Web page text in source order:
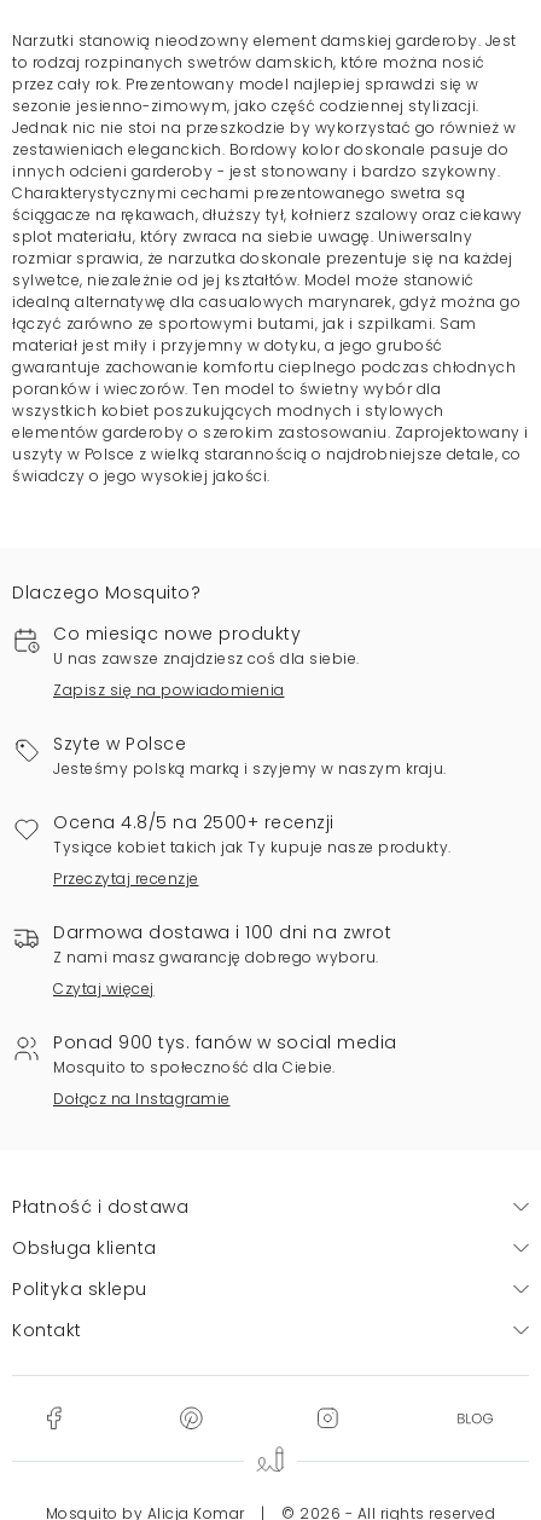
Narzutki stanowią nieodzowny element damskiej garderoby. Jest
to rodzaj rozpinanych swetrów damskich, które można nosić
przez cały rok. Prezentowany model najlepiej sprawdzi się w
sezonie jesienno-zimowym, jako część codziennej stylizacji.
Jednak nic nie stoi na przeszkodzie by wykorzystać go również w
zestawieniach eleganckich. Bordowy kolor doskonale pasuje do
innych odcieni garderoby - jest stonowany i bardzo szykowny.
Charakterystycznymi cechami prezentowanego swetra są
ściągacze na rękawach, dłuższy tył, kołnierz szalowy oraz ciekawy
splot materiału, który zwraca na siebie uwagę. Uniwersalny
rozmiar sprawia, że narzutka doskonale prezentuje się na każdej
sylwetce, niezależnie od jej kształtów. Model może stanowić
idealną alternatywę dla casualowych marynarek, gdyż można go
łączyć zarówno ze sportowymi butami, jak i szpilkami. Sam
materiał jest miły i przyjemny w dotyku, a jego grubość
gwarantuje zachowanie komfortu cieplnego podczas chłodnych
poranków i wieczorów. Ten model to świetny wybór dla
wszystkich kobiet poszukujących modnych i stylowych
elementów garderoby o szerokim zastosowaniu. Zaprojektowany i
uszyty w Polsce z wielką starannością o najdrobniejsze detale, co
świadczy o jego wysokiej jakości.
Dlaczego Mosquito?
Co miesiąc nowe produkty
U nas zawsze znajdziesz coś dla siebie.
Zapisz się na powiadomienia
Szyte w Polsce
Jesteśmy polską marką i szyjemy w naszym kraju.
Ocena 4.8/5 na 2500+ recenzji
Tysiące kobiet takich jak Ty kupuje nasze produkty.
Przeczytaj recenzje
Darmowa dostawa i 100 dni na zwrot
Z nami masz gwarancję dobrego wyboru.
Czytaj więcej
Ponad 900 tys. fanów w social media
Mosquito to społeczność dla Ciebie.
Dołącz na Instagramie
Płatność i dostawa
Obsługa klienta
Polityka sklepu
Kontakt
Mosquito by Alicja Komar | © 2026 - All rights reserved